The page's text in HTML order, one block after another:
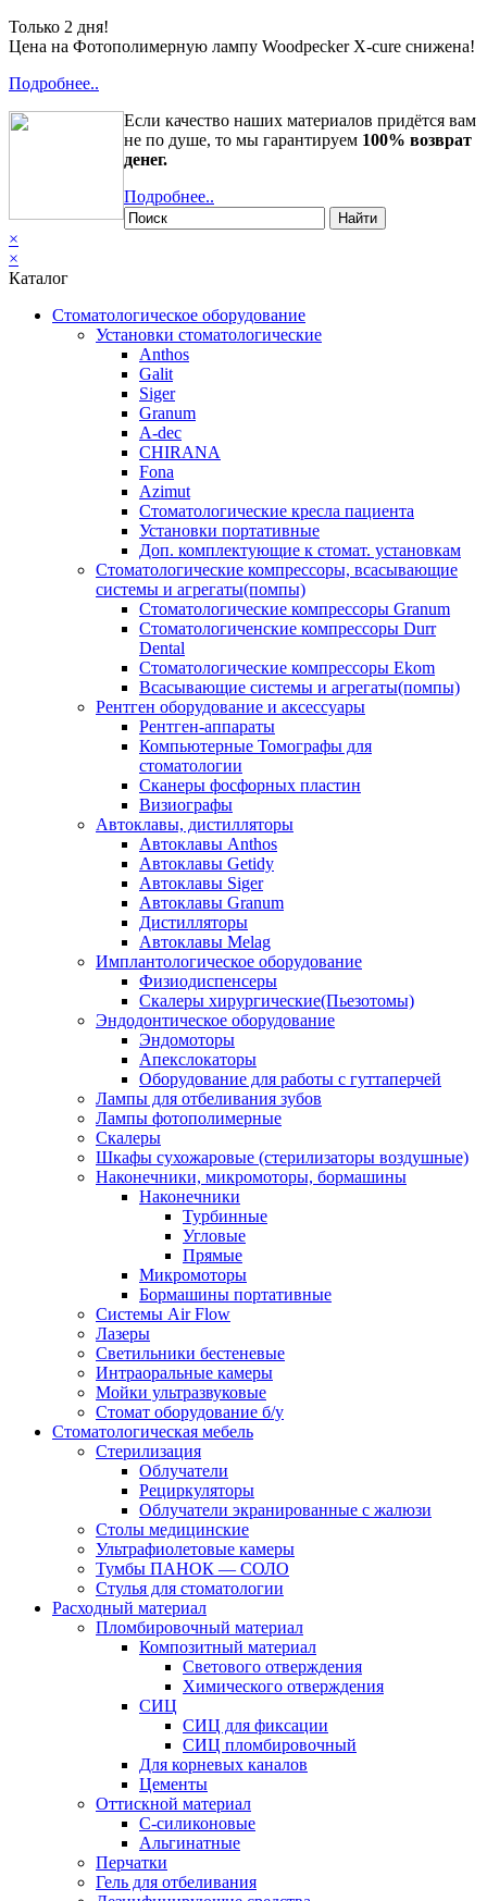
Только 2 дня!
Цена на Фотополимерную лампу Woodpecker X-cure снижена!
Подробнее..
Если качество наших материалов придётся вам
не по душе, то мы гарантируем 100% возврат
денег.
Подробнее..
Найти
×
×
Каталог
Стоматологическое оборудование
Установки стоматологические
Anthos
Galit
Siger
Granum
A-dec
CHIRANA
Fona
Azimut
Стоматологические кресла пациента
Установки портативные
Доп. комплектующие к стомат. установкам
Стоматологические компрессоры, всасывающие
системы и агрегаты(помпы)
Стоматологические компрессоры Granum
Стоматологиченские компрессоры Durr
Dental
Стоматологические компрессоры Ekom
Всасывающие системы и агрегаты(помпы)
Рентген оборудование и аксессуары
Рентген-аппараты
Компьютерные Томографы для
стоматологии
Сканеры фосфорных пластин
Визиографы
Автоклавы, дистилляторы
Автоклавы Anthos
Автоклавы Getidy
Автоклавы Siger
Автоклавы Granum
Дистилляторы
Автоклавы Melag
Имплантологическое оборудование
Физиодиспенсеры
Скалеры хирургические(Пьезотомы)
Эндодонтическое оборудование
Эндомоторы
Апекслокаторы
Оборудование для работы с гуттаперчей
Лампы для отбеливания зубов
Лампы фотополимерные
Скалеры
Шкафы сухожаровые (стерилизаторы воздушные)
Наконечники, микромоторы, бормашины
Наконечники
Турбинные
Угловые
Прямые
Микромоторы
Бормашины портативные
Системы Air Flow
Лазеры
Светильники бестеневые
Интраоральные камеры
Мойки ультразвуковые
Стомат оборудование б/у
Стоматологическая мебель
Стерилизация
Облучатели
Рециркуляторы
Облучатели экранированные с жалюзи
Столы медицинские
Ультрафиолетовые камеры
Тумбы ПАНОК — СОЛО
Стулья для стоматологии
Расходный материал
Пломбировочный материал
Композитный материал
Светового отверждения
Химического отверждения
СИЦ
СИЦ для фиксации
СИЦ пломбировочный
Для корневых каналов
Цементы
Оттискной материал
С-силиконовые
Альгинатные
Перчатки
Гель для отбеливания